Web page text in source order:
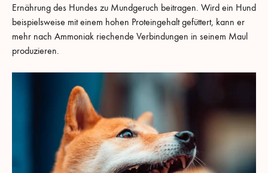
Ernährung des Hundes zu Mundgeruch beitragen. Wird ein Hund
beispielsweise mit einem hohen Proteingehalt gefüttert, kann er
mehr nach Ammoniak riechende Verbindungen in seinem Maul
produzieren.